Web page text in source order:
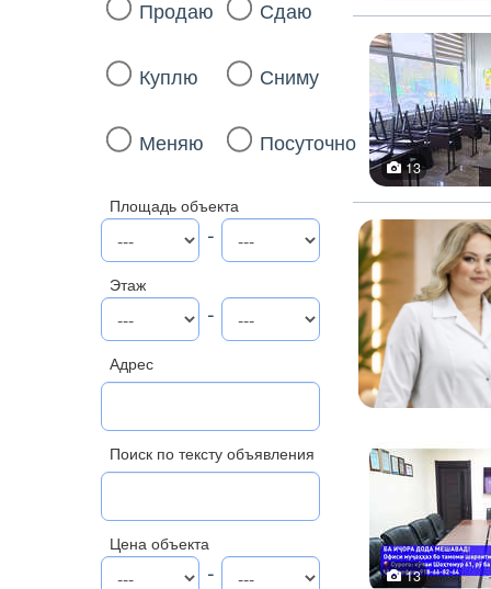
Продаю Сдаю
Куплю Сниму
Меняю Посуточно
Площадь объекта
-
Этаж
-
Адрес
Поиск по тексту объявления
Цена объекта
-
13
13